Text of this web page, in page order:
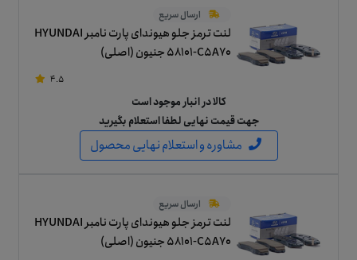
ارسال سریع
لنت ترمز جلو هیوندای پارت نامبر HYUNDAI
58101-C5A70 جنیون (اصلی)
4.5
کالا در انبار موجود است
جهت قیمت نهایی لطفا استعلام بگیرید
مشاوره و استعلام نهایی محصول
ارسال سریع
لنت ترمز جلو هیوندای پارت نامبر HYUNDAI
58101-C5A70 جنیون (اصلی)